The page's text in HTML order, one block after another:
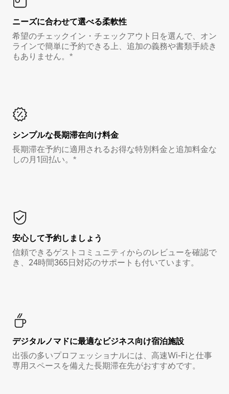
ニーズに合わせて選べる柔軟性
希望のチェックイン・チェックアウト日を選んで、オン
ラインで簡単に予約できる上、追加の義務や書類手続き
もありません。*
シンプルな長期滞在向け料金
長期滞在予約に適用されるお得な特別料金と追加料金な
しの月1回払い。*
安心して予約しましょう
信頼できるゲストコミュニティからのレビューを確認で
き、24時間365日対応のサポートも付いています。
デジタルノマド⁠に最⁠適⁠なビ⁠ジ⁠ネ⁠ス⁠向⁠け宿⁠泊⁠施⁠設
出張の多いプロフェッショナルには、高速Wi-Fiと仕事
専用スペースを備えた長期滞在先がおすすめです。